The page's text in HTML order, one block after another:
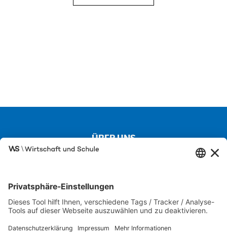
ÜBER UNS
Über uns
Besuchen Sie auch unsere Partnerseiten